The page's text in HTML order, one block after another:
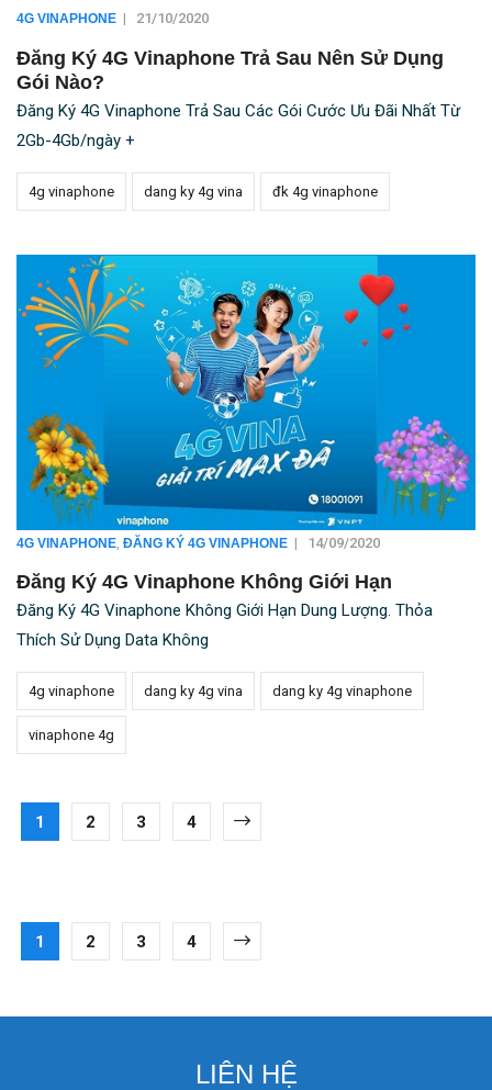
4G VINAPHONE | 21/10/2020
Đăng Ký 4G Vinaphone Trả Sau Nên Sử Dụng
Gói Nào?
Đăng Ký 4G Vinaphone Trả Sau Các Gói Cước Ưu Đãi Nhất Từ
2Gb-4Gb/ngày +
4g vinaphone dang ky 4g vina đk 4g vinaphone
4G VINAPHONE ĐĂNG KÝ 4G VINAPHONE | 14/09/2020
Đăng Ký 4G Vinaphone Không Giới Hạn
Đăng Ký 4G Vinaphone Không Giới Hạn Dung Lượng. Thỏa
Thích Sử Dụng Data Không
4g vinaphone dang ky 4g vina dang ky 4g vinaphone
vinaphone 4g
1 2 3 4
1 2 3 4
LIÊN HỆ